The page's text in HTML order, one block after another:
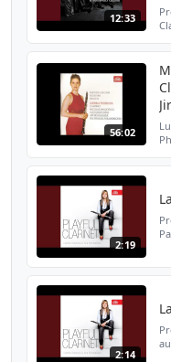
12:33
56:02
2:19
2:14